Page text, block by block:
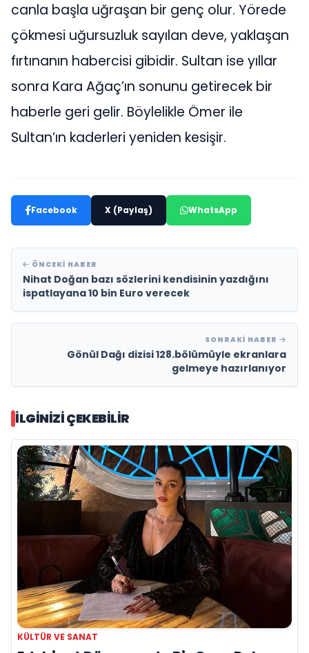
canla başla uğraşan bir genç olur. Yörede
çökmesi uğursuzluk sayılan deve, yaklaşan
fırtınanın habercisi gibidir. Sultan ise yıllar
sonra Kara Ağaç’ın sonunu getirecek bir
haberle geri gelir. Böylelikle Ömer ile
Sultan’ın kaderleri yeniden kesişir.
Facebook X (Paylaş) WhatsApp
ÖNCEKI HABER
Nihat Doğan bazı sözlerini kendisinin yazdığını
ispatlayana 10 bin Euro verecek
SONRAKI HABER
Gönül Dağı dizisi 128.bölümüyle ekranlara
gelmeye hazırlanıyor
İLGINIZI ÇEKEBILIR
KÜLTÜR VE SANAT